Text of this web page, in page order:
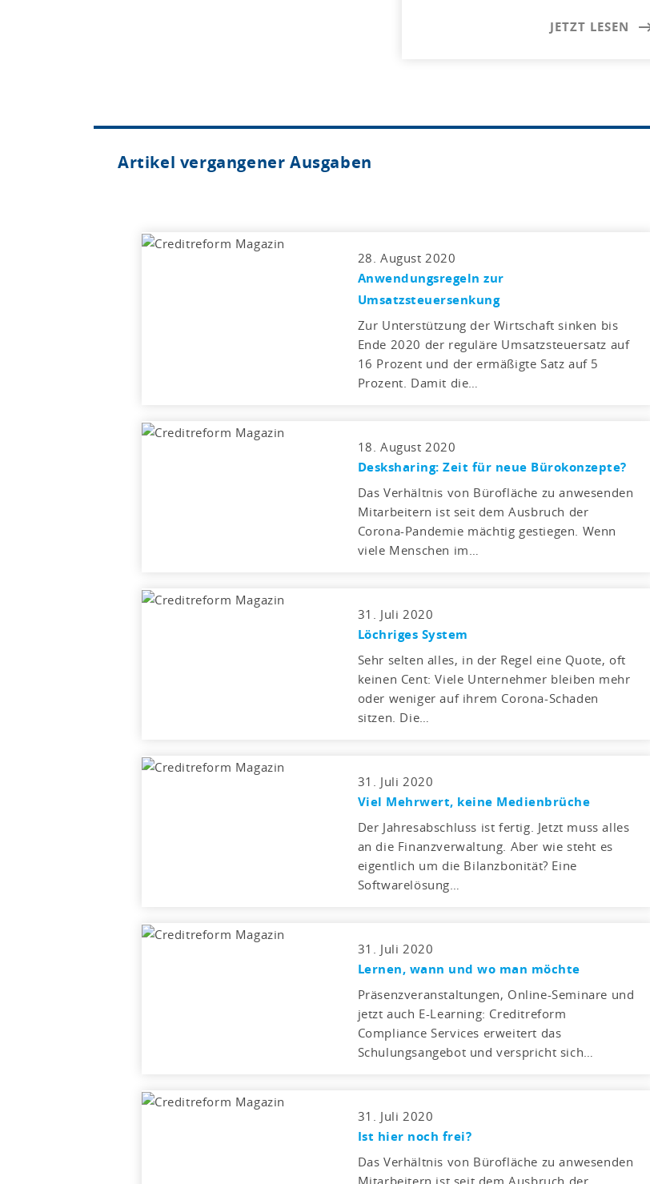
JETZT LESEN
Artikel vergangener Ausgaben
28. August 2020
Anwendungsregeln zur
Umsatzsteuersenkung
Zur Unterstützung der Wirtschaft sinken bis
Ende 2020 der reguläre Umsatzsteuersatz auf
16 Prozent und der ermäßigte Satz auf 5
Prozent. Damit die…
18. August 2020
Desksharing: Zeit für neue Bürokonzepte?
Das Verhältnis von Bürofläche zu anwesenden
Mitarbeitern ist seit dem Ausbruch der
Corona-Pandemie mächtig gestiegen. Wenn
viele Menschen im…
31. Juli 2020
Löchriges System
Sehr selten alles, in der Regel eine Quote, oft
keinen Cent: Viele Unternehmer bleiben mehr
oder weniger auf ihrem Corona-Schaden
sitzen. Die…
31. Juli 2020
Viel Mehrwert, keine Medienbrüche
Der Jahresabschluss ist fertig. Jetzt muss alles
an die Finanzverwaltung. Aber wie steht es
eigentlich um die Bilanzbonität? Eine
Softwarelösung…
31. Juli 2020
Lernen, wann und wo man möchte
Präsenzveranstaltungen, Online-Seminare und
jetzt auch E-Learning: Creditreform
Compliance Services erweitert das
Schulungsangebot und verspricht sich…
31. Juli 2020
Ist hier noch frei?
Das Verhältnis von Bürofläche zu anwesenden
Mitarbeitern ist seit dem Ausbruch der